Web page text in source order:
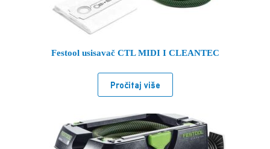
Festool usisavač CTL MIDI I CLEANTEC
Pročitaj više